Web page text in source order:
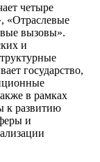
четыре
«Отраслевые
вызовы».
и
государство,
в рамках
к развитию
и